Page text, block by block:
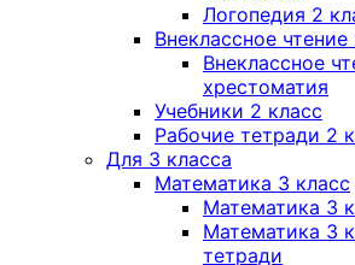
Логопедия 2
Внеклассное чтение
Внеклассное
хрестоматия
Учебники 2 класс
Рабочие тетради 2
Для 3 класса
Математика 3 класс
Математика 3
Математика 3
тетради